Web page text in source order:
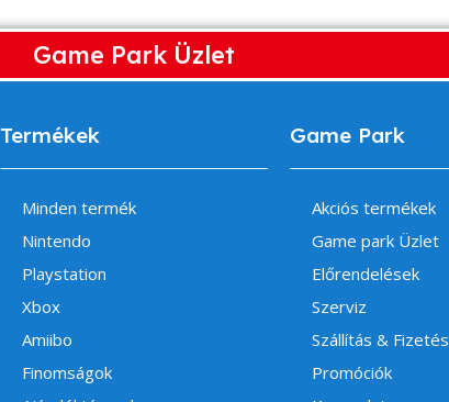
Game Park Üzlet
Termékek
Minden termék
Nintendo
Playstation
Xbox
Amiibo
Finomságok
Game Park
Akciós termékek
Game park Üzlet
Előrendelések
Szerviz
Szállítás & Fizetés
Promóciók